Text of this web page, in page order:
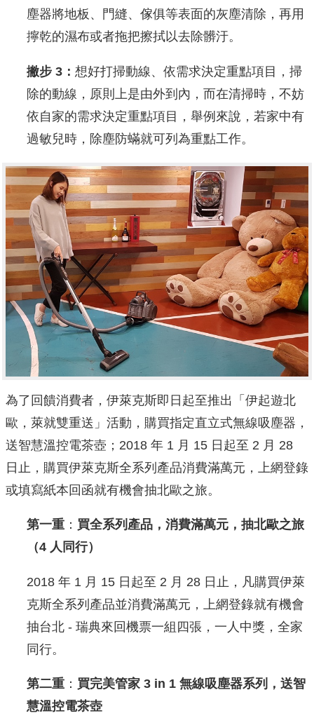
塵器將地板、門縫、傢俱等表面的灰塵清除，再用
擰乾的濕布或者拖把擦拭以去除髒汙。
撇步 3： 想好打掃動線、依需求決定重點項目，掃
除的動線，原則上是由外到內，而在清掃時，不妨
依自家的需求決定重點項目，舉例來說，若家中有
過敏兒時，除塵防蟎就可列為重點工作。
為了回饋消費者，伊萊克斯即日起至推出「伊起遊北
歐，萊就雙重送」活動，購買指定直立式無線吸塵器，
送智慧溫控電茶壺；2018 年 1 月 15 日起至 2 月 28
日止，購買伊萊克斯全系列產品消費滿萬元，上網登錄
或填寫紙本回函就有機會抽北歐之旅。
第一重 ： 買全系列產品，消費滿萬元，抽北歐之旅
（4 人同行）
2018 年 1 月 15 日起至 2 月 28 日止，凡購買伊萊
克斯全系列產品並消費滿萬元，上網登錄就有機會
抽台北 - 瑞典來回機票一組四張，一人中獎，全家
同行。
第二重 ： 買完美管家 3 in 1 無線吸塵器系列，送智
慧溫控電茶壺